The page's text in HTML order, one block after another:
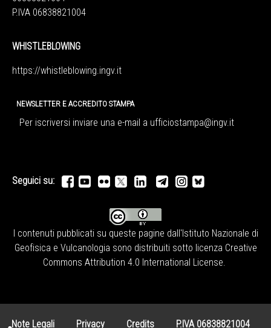
P.IVA 06838821004
WHISTLEBLOWING
https://whistleblowing.ingv.it
NEWSLETTER E ACCREDITO STAMPA
Per iscriversi inviare una e-mail a ufficiostampa@ingv.it
Seguici su:
I contenuti pubblicati su queste pagine dall' Istituto Nazionale di
Geofisica e Vulcanologia sono distribuiti sotto licenza Creative
Commons Attribution 4.0 International License.
Note Legali Privacy Credits P.IVA 06838821004